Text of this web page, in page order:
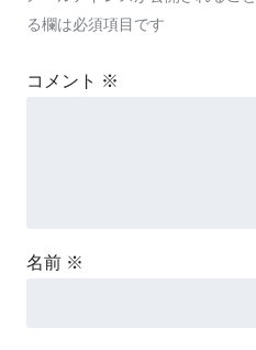
る欄は必須項目です
コメント ※
名前 ※